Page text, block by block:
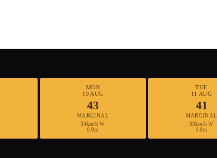
MON
10 AUG
43
MARGINAL
34km/h W
0.9m
TUE
11 AUG
41
MARGINAL
33km/h W
0.8m